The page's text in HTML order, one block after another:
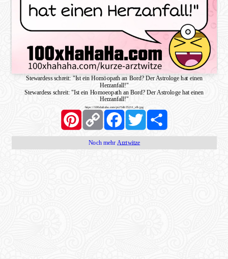
Stewardess schreit: "Ist ein Homöopath an Bord? Der Astrologe hat einen
Herzanfall!"
Stewardess schreit: "Ist ein Homoeopath an Bord? Der Astrologe hat einen
Herzanfall!"
https://100xhahaha.com/pic!54b35211_sfb.jpg
PinterestCopy
Link
FacebookTwitter Share
Noch mehr Arztwitze